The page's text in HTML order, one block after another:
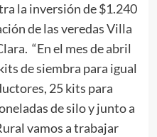
la inversión de $1.240
de las veredas Villa
“En el mes de abril
de siembra para igual
25 kits para
de silo y junto a
vamos a trabajar